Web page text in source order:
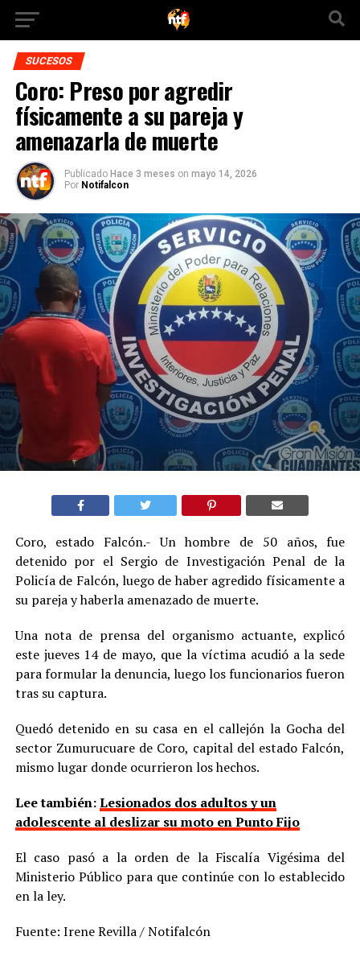
SUCESOS
Coro: Preso por agredir
físicamente a su pareja y
amenazarla de muerte
Publicado Hace 3 meses on mayo 14, 2026
Por Notifalcon
Coro, estado Falcón.- Un hombre de 50 años, fue
detenido por el Sergio de Investigación Penal de la
Policía de Falcón, luego de haber agredido físicamente a
su pareja y haberla amenazado de muerte.
Una nota de prensa del organismo actuante, explicó
este jueves 14 de mayo, que la víctima acudió a la sede
para formular la denuncia, luego los funcionarios fueron
tras su captura.
Quedó detenido en su casa en el callejón la Gocha del
sector Zumurucuare de Coro, capital del estado Falcón,
mismo lugar donde ocurrieron los hechos.
Lee también:Lesionados dos adultos y un
adolescente al deslizar su moto en Punto Fijo
El caso pasó a la orden de la Fiscalía Vigésima del
Ministerio Público para que continúe con lo establecido
en la ley.
Fuente: Irene Revilla / Notifalcón